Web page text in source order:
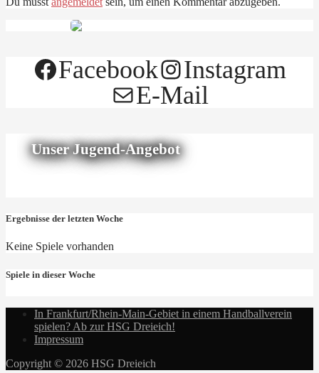
Facebook
Instagram
E-Mail
Unser Jugend-Angebot
Ergebnisse der letzten Woche
Keine Spiele vorhanden
Spiele in dieser Woche
In Frankfurt/Rhein-Main-Gebiet in einem Handballverein
spielen? Ab zur HSG Dreieich!
Impressum
Copyright © 2026 HSG Dreieich